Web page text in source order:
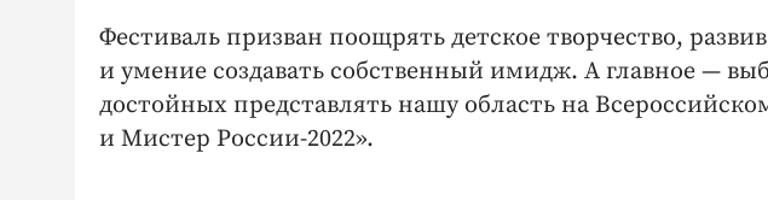
Фестиваль призван поощрять детское творчество,
и умение создавать собственный имидж. А главное —
достойных представлять нашу область на
и Мистер России-2022».